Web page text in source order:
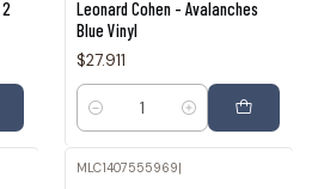
Leonard Cohen - Avalanches
Blue Vinyl
$27.911
Cantidad
MLC1407555969|